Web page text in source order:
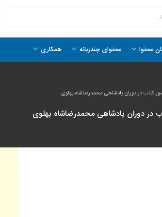
محتوا محتوای چندزبانه همکاری
کتاب در دوران پادشاهی محمدرضاشاه پهلوی
در دوران پادشاهی محمدرضاشاه پهلوی